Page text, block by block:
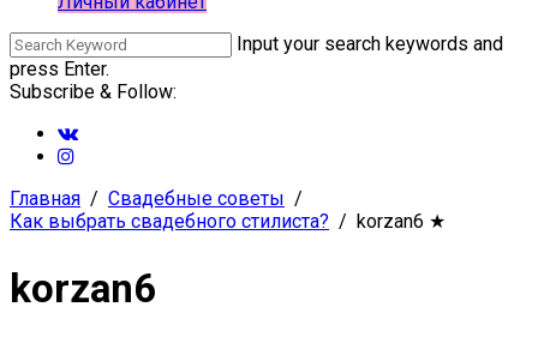
Input your search keywords and
press Enter.
Subscribe & Follow:
Главная
Свадебные советы
Как выбрать свадебного стилиста?
korzan6 ★
korzan6